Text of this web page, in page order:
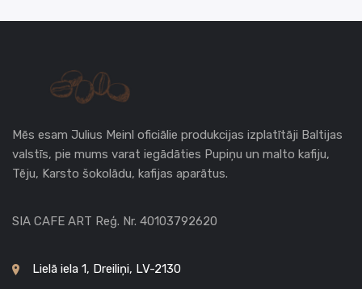
Mēs esam Julius Meinl oficiālie produkcijas izplatītāji Baltijas
valstīs, pie mums varat iegādāties Pupiņu un malto kafiju,
Tēju, Karsto šokolādu, kafijas aparātus.
SIA CAFE ART Reģ. Nr. 40103792620
Lielā iela 1, Dreiliņi, LV-2130